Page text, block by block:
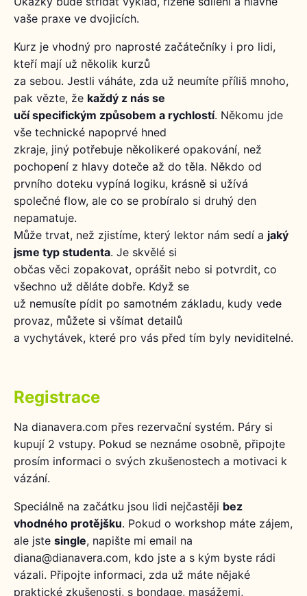
vaše praxe ve dvojicích.
Kurz je vhodný pro naprosté začátečníky i pro lidi,
kteří mají už několik kurzů
za sebou. Jestli váháte, zda už neumíte příliš mnoho,
pak vězte, že každý z nás se
učí specifickým způsobem a rychlostí. Někomu jde
vše technické napoprvé hned
zkraje, jiný potřebuje několikeré opakování, než
pochopení z hlavy doteče až do těla. Někdo od
prvního doteku vypíná logiku, krásně si užívá
společné flow, ale co se probíralo si druhý den
nepamatuje.
Může trvat, než zjistíme, který lektor nám sedí a jaký
jsme typ studenta. Je skvělé si
občas věci zopakovat, oprášit nebo si potvrdit, co
všechno už děláte dobře. Když se
už nemusíte pídit po samotném základu, kudy vede
provaz, můžete si všímat detailů
a vychytávek, které pro vás před tím byly neviditelné.
Registrace
Na dianavera.com přes rezervační systém. Páry si
kupují 2 vstupy. Pokud se neznáme osobně, připojte
prosím informaci o svých zkušenostech a motivaci k
vázání.
Speciálně na začátku jsou lidi nejčastěji bez
vhodného protějšku. Pokud o workshop máte zájem,
ale jste single, napište mi email na
diana@dianavera.com, kdo jste a s kým byste rádi
vázali. Připojte informaci, zda už máte nějaké
praktické zkušenosti, s bondage, masážemi,
Nezbytné
Tyto
soubory
nejsou
volitelné.
Jsou
nezbytné
pro
fungování
webových
stránek.
zlepšovat
funkčnost
a
strukturu
na
základě
toho, jak
se
webové
stránky
používají.